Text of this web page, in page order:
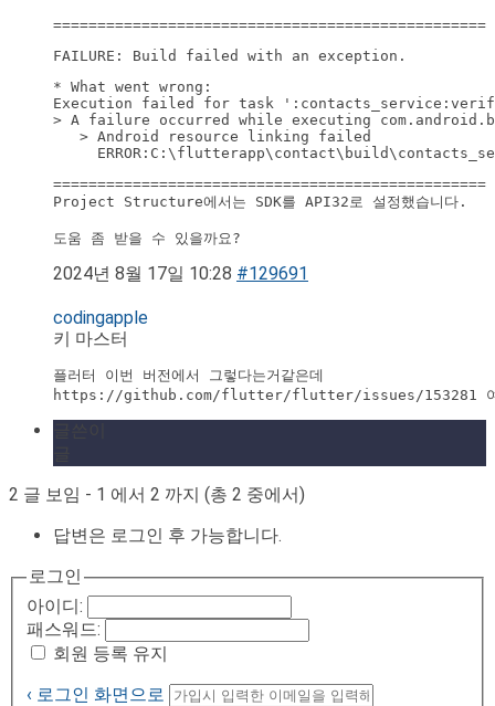
FAILURE: Build failed with an exception.
* What went wrong:
Execution failed for task
> A failure occurred while executing
   > Android resource linking failed
=================================================
Project Structure에서는 SDK를 API32로 설정했습니다.
도움 좀 받을 수 있을까요?
2024년 8월 17일 10:28 #129691
codingapple
키 마스터
플러터 이번 버전에서 그렇다는거같은데
https://github.com/flutter/flutter/issues/153281 여기
2 글 보임 - 1 에서 2 까지 (총 2 중에서)
답변은 로그인 후 가능합니다.
로그인
아이디:
패스워드:
회원 등록 유지
‹ 로그인 화면으로